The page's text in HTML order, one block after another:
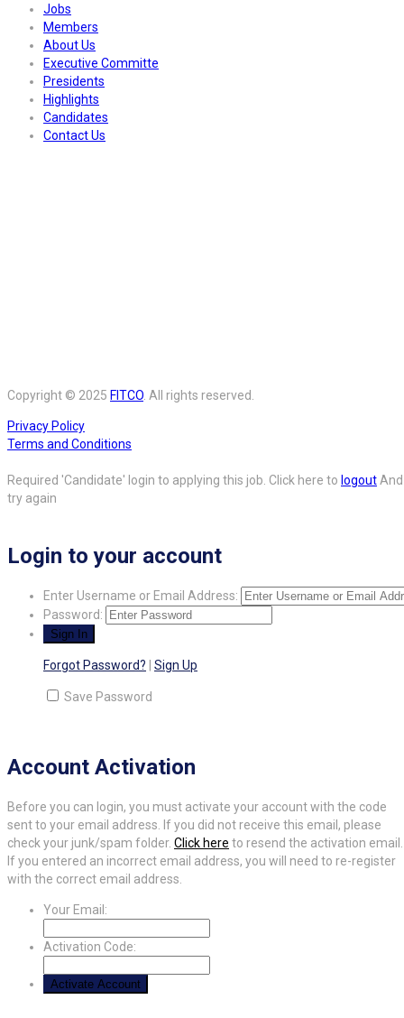
Jobs
Members
About Us
Executive Committe
Presidents
Highlights
Candidates
Contact Us
Copyright © 2025 FITCO. All rights reserved.
Privacy Policy
Terms and Conditions
Required 'Candidate' login to applying this job. Click here to logoutAnd
try again
Login to your account
Enter Username or Email Address:
Password:
Forgot Password? Sign Up
Save Password
Account Activation
Before you can login, you must activate your account with the code
sent to your email address. If you did not receive this email, please
check your junk/spam folder. Click here to resend the activation email.
If you entered an incorrect email address, you will need to re-register
with the correct email address.
Your Email:
Activation Code: